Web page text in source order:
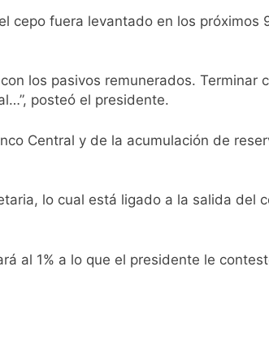
en baja y el riesgo país volvió a subir
XIV a la Argentina
cepo fuera levantado en los próximos
los pasivos remunerados. Terminar
posteó el presidente.
Central y de la acumulación de
lo cual está ligado a la salida del
al 1% a lo que el presidente le